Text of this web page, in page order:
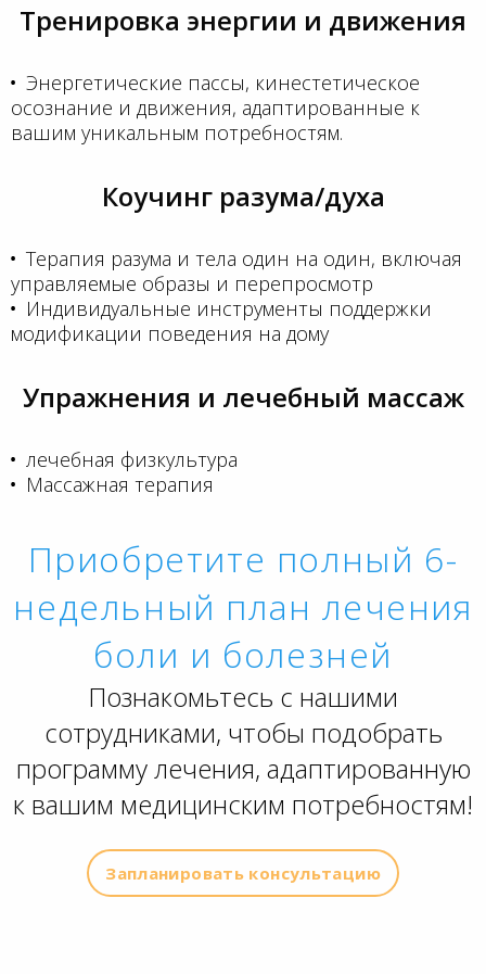
Тренировка энергии и движения
Энергетические пассы, кинестетическое
осознание и движения, адаптированные к
вашим уникальным потребностям.
Коучинг разума/духа
Терапия разума и тела один на один, включая
управляемые образы и перепросмотр
Индивидуальные инструменты поддержки
модификации поведения на дому
Упражнения и лечебный массаж
лечебная физкультура
Массажная терапия
Приобретите полный 6-
недельный план лечения
боли и болезней
Познакомьтесь с нашими
сотрудниками, чтобы подобрать
программу лечения, адаптированную
к вашим медицинским потребностям!
Запланировать консультацию